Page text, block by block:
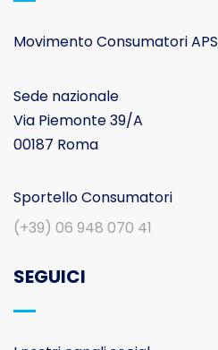
Movimento Consumatori APS
Sede nazionale
Via Piemonte 39/A
00187 Roma
Sportello Consumatori
(+39) 06 948 070 41
SEGUICI